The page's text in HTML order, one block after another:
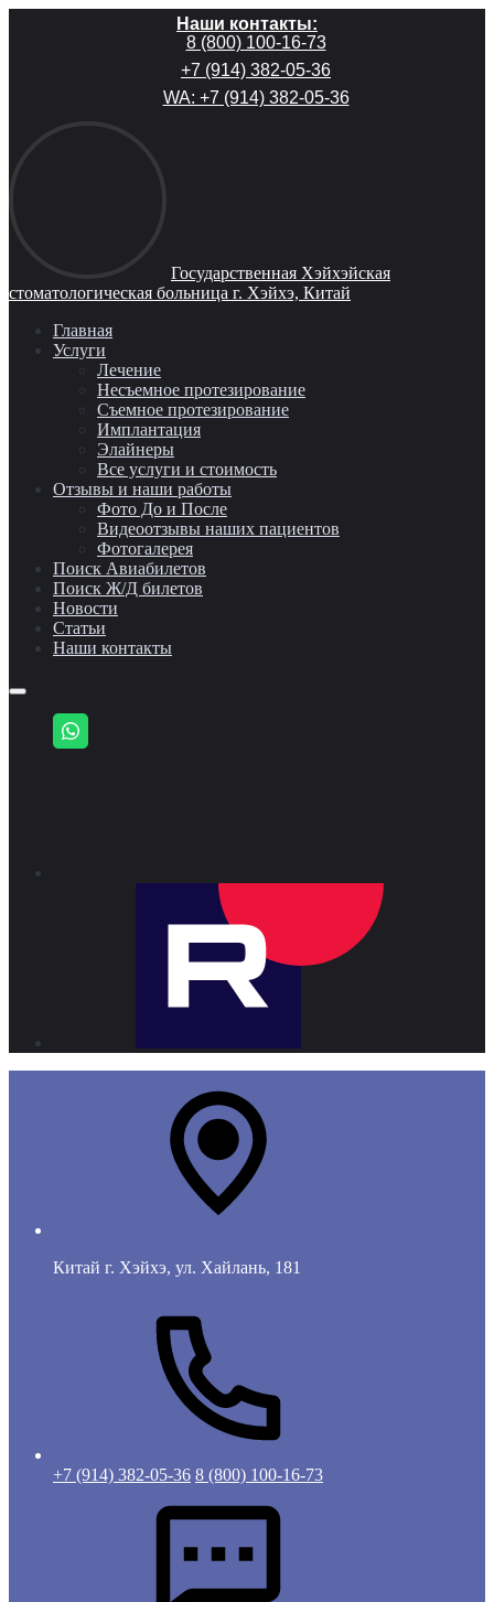
Наши контакты:
8 (800) 100-16-73
+7 (914) 382-05-36
WA: +7 (914) 382-05-36
Государственная Хэйхэйская
стоматологическая больница г. Хэйхэ, Китай
Главная
Услуги
Лечение
Несъемное протезирование
Съемное протезирование
Имплантация
Элайнеры
Все услуги и стоимость
Отзывы и наши работы
Фото До и После
Видеоотзывы наших пациентов
Фотогалерея
Поиск Авиабилетов
Поиск Ж/Д билетов
Новости
Статьи
Наши контакты
Китай г. Хэйхэ, ул. Хайлань, 181
+7 (914) 382-05-36 8 (800) 100-16-73